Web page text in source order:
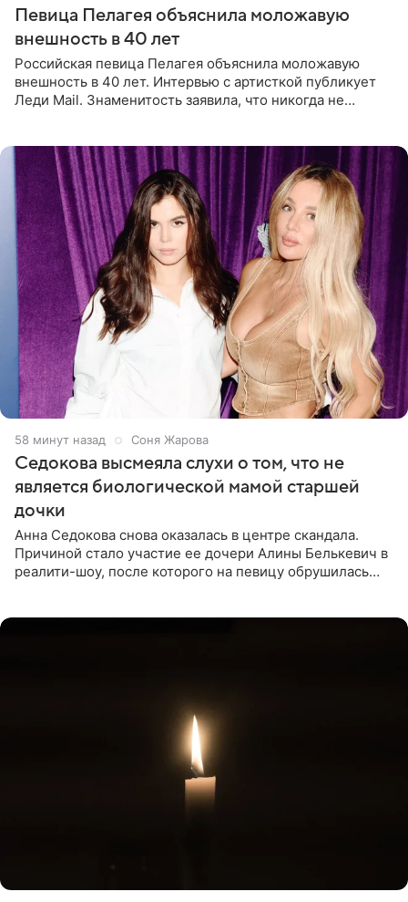
Певица Пелагея объяснила моложавую
внешность в 40 лет
Российская певица Пелагея объяснила моложавую
внешность в 40 лет. Интервью с артисткой публикует
Леди Mail. Знаменитость заявила, что никогда не
58 минут назад Соня Жарова
Седокова высмеяла слухи о том, что не
является биологической мамой старшей
дочки
Анна Седокова снова оказалась в центре скандала.
Причиной стало участие ее дочери Алины Белькевич в
реалити-шоу, после которого на певицу обрушилась